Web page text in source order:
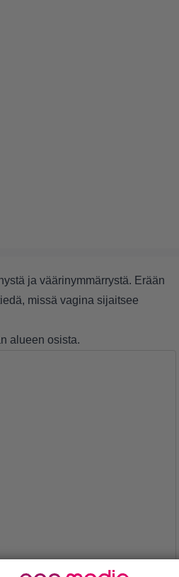
ja väärinymmärrystä. Erään
missä vagina sijaitsee
alueen osista.